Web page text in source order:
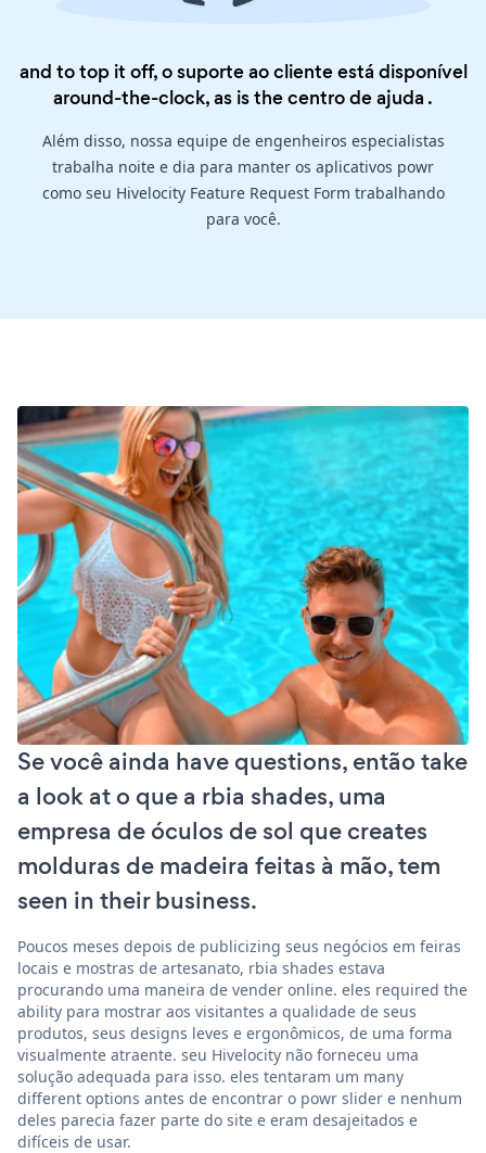
and to top it off, o suporte ao cliente está disponível
around-the-clock, as is thecentro de ajuda .
Além disso, nossa equipe de engenheiros especialistas
trabalha noite e dia para manter os aplicativos powr
como seu Hivelocity Feature Request Form trabalhando
para você.
Se você ainda have questions, então take
a look at o que a rbia shades, uma
empresa de óculos de sol que creates
molduras de madeira feitas à mão, tem
seen in their business.
Poucos meses depois de publicizing seus negócios em feiras
locais e mostras de artesanato, rbia shades estava
procurando uma maneira de vender online. eles required the
ability para mostrar aos visitantes a qualidade de seus
produtos, seus designs leves e ergonômicos, de uma forma
visualmente atraente. seu Hivelocity não forneceu uma
solução adequada para isso. eles tentaram um many
different options antes de encontrar o powr slider e nenhum
deles parecia fazer parte do site e eram desajeitados e
difíceis de usar.